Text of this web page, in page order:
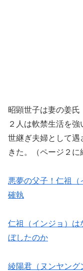
昭顕世子は妻の姜氏
２人は軟禁生活を
世継ぎ夫婦として遇
きた。（ページ２に
悪夢の父子！仁祖
確執
仁祖（インジョ）は
ぼしたのか
綾陽君（ヌンヤング